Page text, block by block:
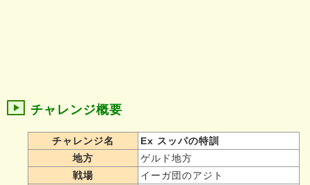
チャレンジ概要
チャレンジ名
Ex スッパの特訓
地方
ゲルド地方
戦場
イーガ団のアジト